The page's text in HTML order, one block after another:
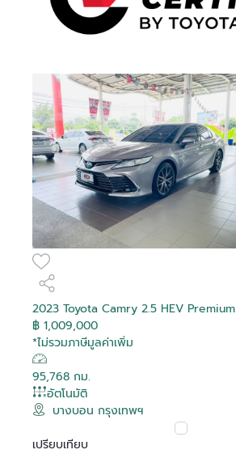
2023 Toyota Camry 2.5 HEV Premium
฿ 1,009,000
*ไม่รวมภาษีมูลค่าเพิ่ม
95,768 กม.
อัตโนมัติ
บางบอน กรุงเทพฯ
เปรียบเทียบ